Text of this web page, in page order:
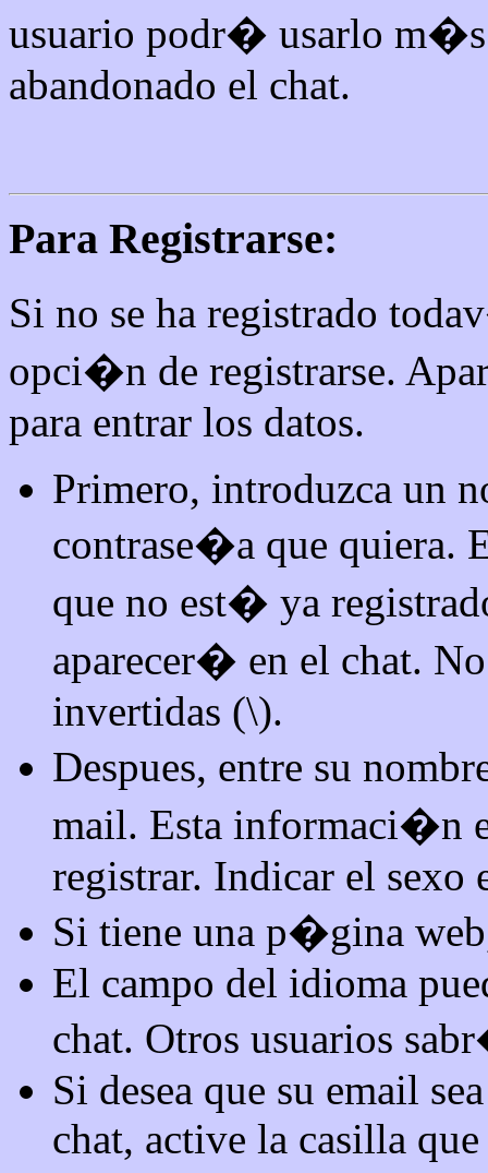
usuario podr� usarlo m�s
abandonado el chat.
Para Registrarse:
Si no se ha registrado
opci�n de registrarse.
para entrar los datos.
Primero, introduzca un
contrase�a que quiera.
que no est� ya
aparecer� en el chat.
invertidas (\).
Despues, entre su
mail. Esta informaci�n
registrar. Indicar el sexo
Si tiene una p�gina
El campo del idioma
chat. Otros usuarios
Si desea que su email
chat, active la casilla